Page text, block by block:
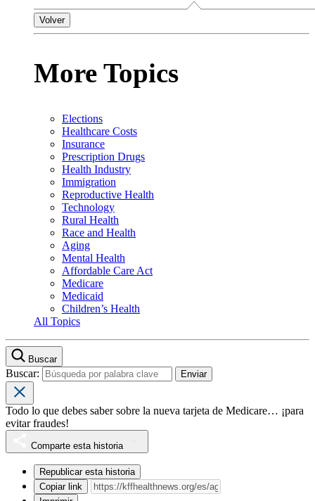
Volver
More Topics
Elections
Healthcare Costs
Insurance
Prescription Drugs
Health Industry
Immigration
Reproductive Health
Technology
Rural Health
Race and Health
Aging
Mental Health
Affordable Care Act
Medicare
Medicaid
Children’s Health
All Topics
Buscar
Buscar:
Todo lo que debes saber sobre la nueva tarjeta de Medicare… ¡para
evitar fraudes!
Comparte esta historia
Republicar esta historia
Copiar link